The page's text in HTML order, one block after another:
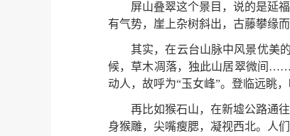
屏山叠翠这个景目，说的是延
有气势，崖上杂树斜出，古藤攀缘
其实，在云台山脉中风景优美
候，草木凋落，独此山居翠微间
动人，故呼为“玉女峰”。登临远眺
再比如猴石山，在新墟公路通
身猴雕，尖嘴瘦腮，凝视西北。人